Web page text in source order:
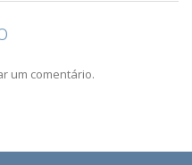
um comentário.